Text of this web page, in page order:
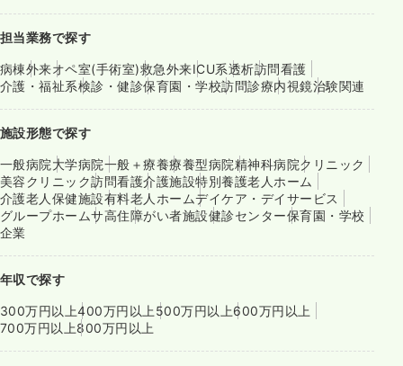
担当業務で探す
病棟外来オペ室(手術室)救急外来ICU系透析訪問看護
介護・福祉系検診・健診保育園・学校訪問診療内視鏡治験関連
施設形態で探す
一般病院大学病院一般＋療養療養型病院精神科病院クリニック
美容クリニック訪問看護介護施設特別養護老人ホーム
介護老人保健施設有料老人ホームデイケア・デイサービス
グループホームサ高住障がい者施設健診センター保育園・学校
企業
年収で探す
300万円以上400万円以上 500万円以上600万円以上
700万円以上800万円以上